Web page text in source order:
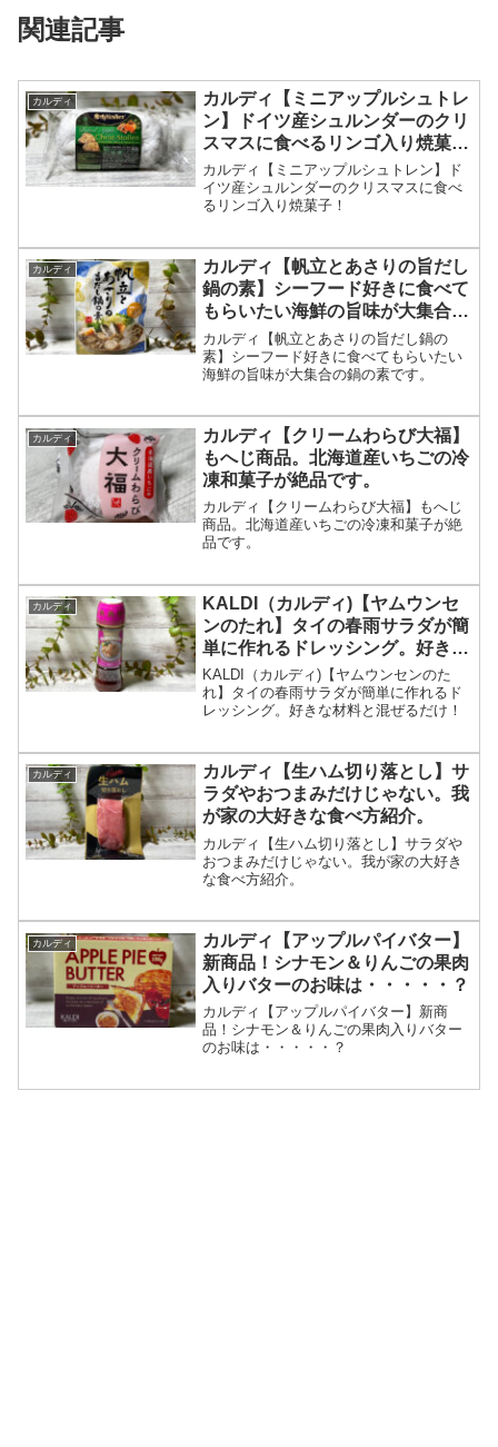
関連記事
カルディ
カルディ【ミニアップルシュトレ
ン】ドイツ産シュルンダーのクリ
スマスに食べるリンゴ入り焼菓
子！
カルディ【ミニアップルシュトレン】ド
イツ産シュルンダーのクリスマスに食べ
るリンゴ入り焼菓子！
カルディ
カルディ【帆立とあさりの旨だし
鍋の素】シーフード好きに食べて
もらいたい海鮮の旨味が大集合の
鍋の素です。
カルディ【帆立とあさりの旨だし鍋の
素】シーフード好きに食べてもらいたい
海鮮の旨味が大集合の鍋の素です。
カルディ
カルディ【クリームわらび大福】
もへじ商品。北海道産いちごの冷
凍和菓子が絶品です。
カルディ【クリームわらび大福】もへじ
商品。北海道産いちごの冷凍和菓子が絶
品です。
カルディ
KALDI（カルディ)【ヤムウンセ
ンのたれ】タイの春雨サラダが簡
単に作れるドレッシング。好きな
材料と混ぜるだけ！
KALDI（カルディ)【ヤムウンセンのた
れ】タイの春雨サラダが簡単に作れるド
レッシング。好きな材料と混ぜるだけ！
カルディ
カルディ【生ハム切り落とし】サ
ラダやおつまみだけじゃない。我
が家の大好きな食べ方紹介。
カルディ【生ハム切り落とし】サラダや
おつまみだけじゃない。我が家の大好き
な食べ方紹介。
カルディ
カルディ【アップルパイバター】
新商品！シナモン＆りんごの果肉
入りバターのお味は・・・・・？
カルディ【アップルパイバター】新商
品！シナモン＆りんごの果肉入りバター
のお味は・・・・・？